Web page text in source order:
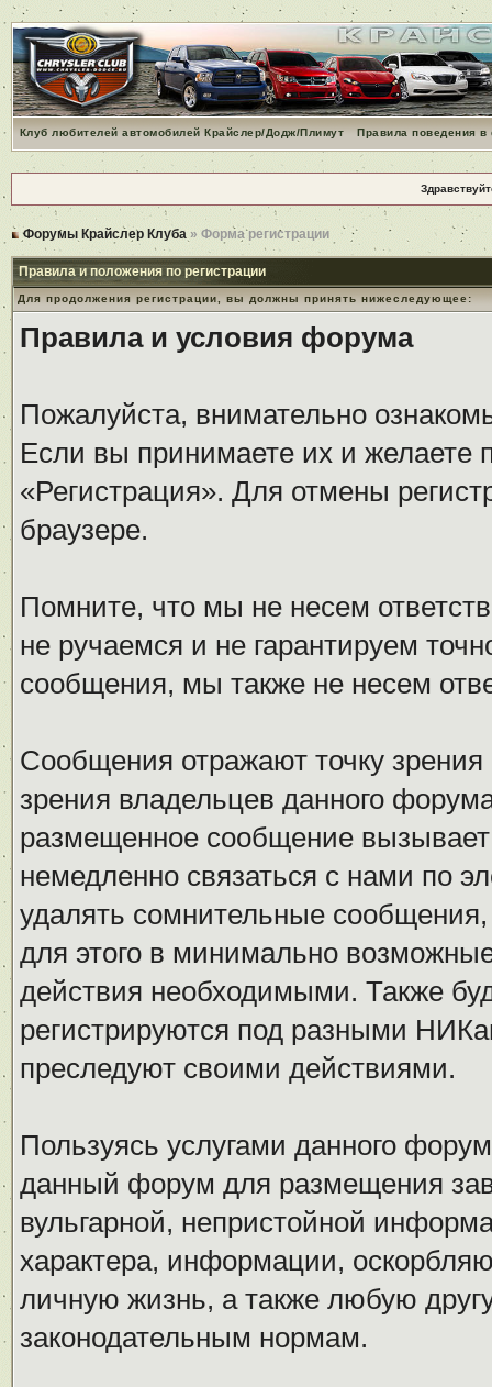
Клуб любителей автомобилей Крайслер/Додж/Плимут Правила поведения
Форумы Крайслер Клуба » Форма регистрации
Правила и положения по регистрации
Для продолжения регистрации, вы должны принять нижеследующее:
Правила и условия форума
Пожалуйста, внимательно
Если вы принимаете их и желаете
«Регистрация». Для отмены
браузере.
Помните, что мы не несем
не ручаемся и не гарантируем
сообщения, мы также не несем
Сообщения отражают точку
зрения владельцев данного
размещенное сообщение
немедленно связаться с нами по
удалять сомнительные
для этого в минимально
действия необходимыми. Также
регистрируются под разными
преследуют своими действиями.
Пользуясь услугами данного
данный форум для размещения
вульгарной, непристойной
характера, информации,
личную жизнь, а также любую
законодательным нормам.